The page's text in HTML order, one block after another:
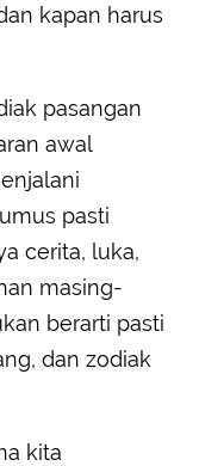
kapan harus
pasangan
awal
pasti
cerita, luka,
masing-
berarti pasti
dan zodiak
kita